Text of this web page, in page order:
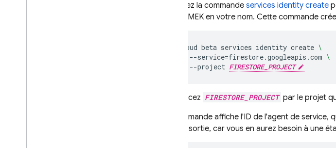
Exécutez la commande services identity create
la clé CMEK en votre nom. Cette commande
gcloud beta services identity create \
--service=firestore.googleapis.com \
--project FIRESTORE_PROJECT
Remplacez FIRESTORE_PROJECT par le projet
La commande affiche l'ID de l'agent de
mail de sortie, car vous en aurez besoin à une